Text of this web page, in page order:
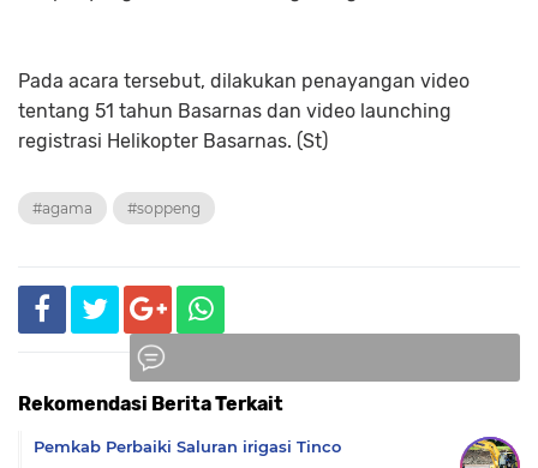
Pada acara tersebut, dilakukan penayangan video
tentang 51 tahun Basarnas dan video launching
registrasi Helikopter Basarnas. (St)
#agama #soppeng
Rekomendasi Berita Terkait
Pemkab Perbaiki Saluran irigasi Tinco